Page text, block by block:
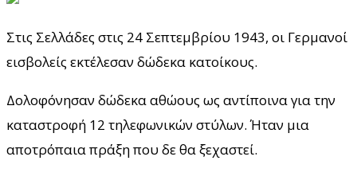
Στις Σελλάδες στις 24 Σεπτεμβρίου 1943, οι Γερμανοί
εισβολείς εκτέλεσαν δώδεκα κατοίκους.
Δολοφόνησαν δώδεκα αθώους ως αντίποινα για την
καταστροφή 12 τηλεφωνικών στύλων. Ήταν μια
αποτρόπαια πράξη που δε θα ξεχαστεί.